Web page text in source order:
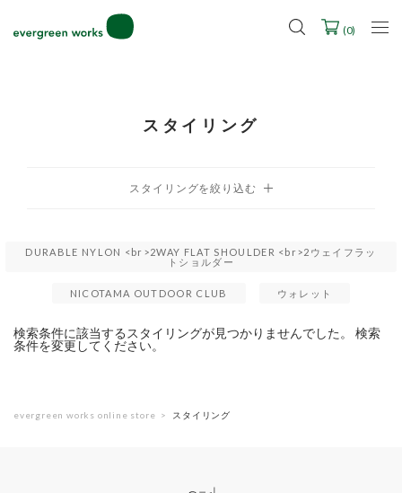
2027年ご入学用ランドセル受注会スケジュール
(0)
スタイリング
DURABLE NYLON <br>2WAY FLAT SHOULDER <br>2ウェイフラッ
トショルダー
NICOTAMA OUTDOOR CLUB ウォレット
検索条件に該当するスタイリングが見つかりませんでした。 検索
条件を変更してください。
evergreen works online store スタイリング